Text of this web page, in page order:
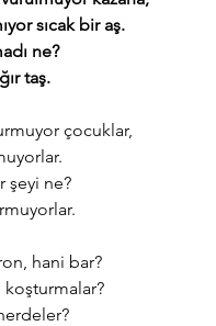
sıcak bir aş.
ne?
taş.
çocuklar,
şeyi ne?
hani bar?